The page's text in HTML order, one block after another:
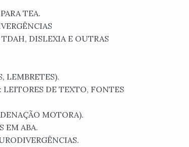
TEA.
DISLEXIA E OUTRAS
LEMBRETES).
LEITORES DE TEXTO, FONTES
MOTORA).
EM ABA.